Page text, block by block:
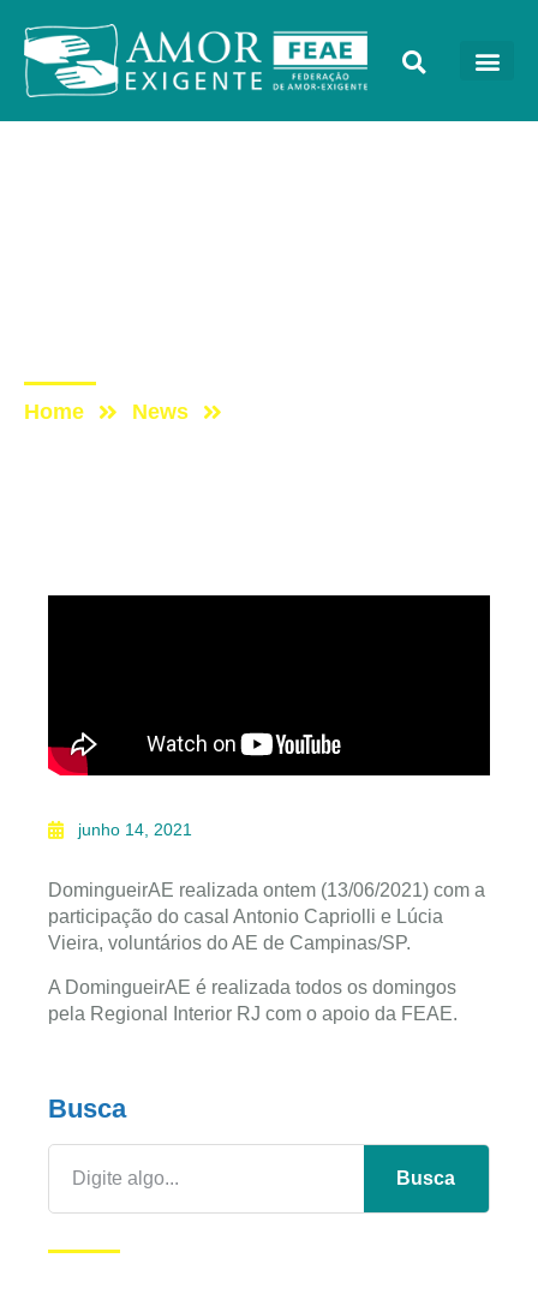
Home News
junho 14, 2021
DomingueirAE realizada ontem (13/06/2021) com a
participação do casal Antonio Capriolli e Lúcia
Vieira, voluntários do AE de Campinas/SP.
A DomingueirAE é realizada todos os domingos
pela Regional Interior RJ com o apoio da FEAE.
Busca
Busca